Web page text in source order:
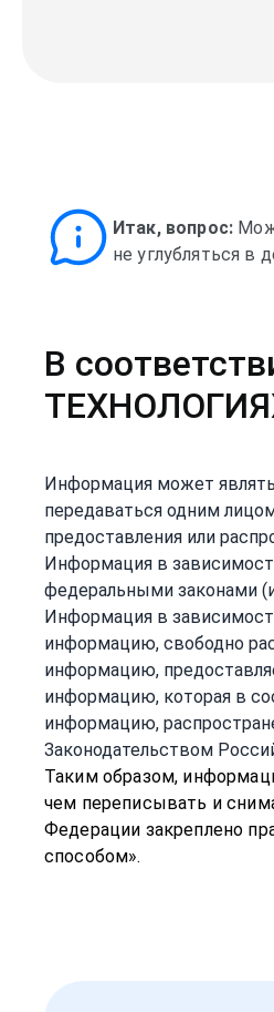
Итак, вопрос:
не углубляться в
В
Информация может
передаваться одним
предоставления или
Информация в
федеральными законами
Информация в
информацию, свободно
информацию,
информацию, которая в
информацию,
Законодательством
Таким образом,
чем переписывать и
Федерации закреплено
способом».